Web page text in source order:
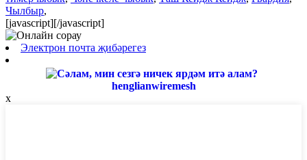
Чылбыр,
[javascript][/javascript]
Электрон почта җибәрегез
henglianwiremesh
x